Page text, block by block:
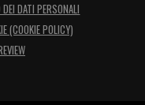
DATI PERSONALI
(COOKIE POLICY)